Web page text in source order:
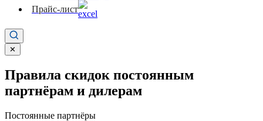
Прайс-лист
✕
Правила скидок постоянным
партнёрам и дилерам
Постоянные партнёры